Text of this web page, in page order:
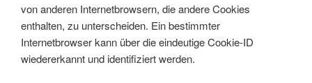
von anderen Internetbrowsern, die andere Cookies
enthalten, zu unterscheiden. Ein bestimmter
Internetbrowser kann über die eindeutige Cookie-ID
wiedererkannt und identifiziert werden.